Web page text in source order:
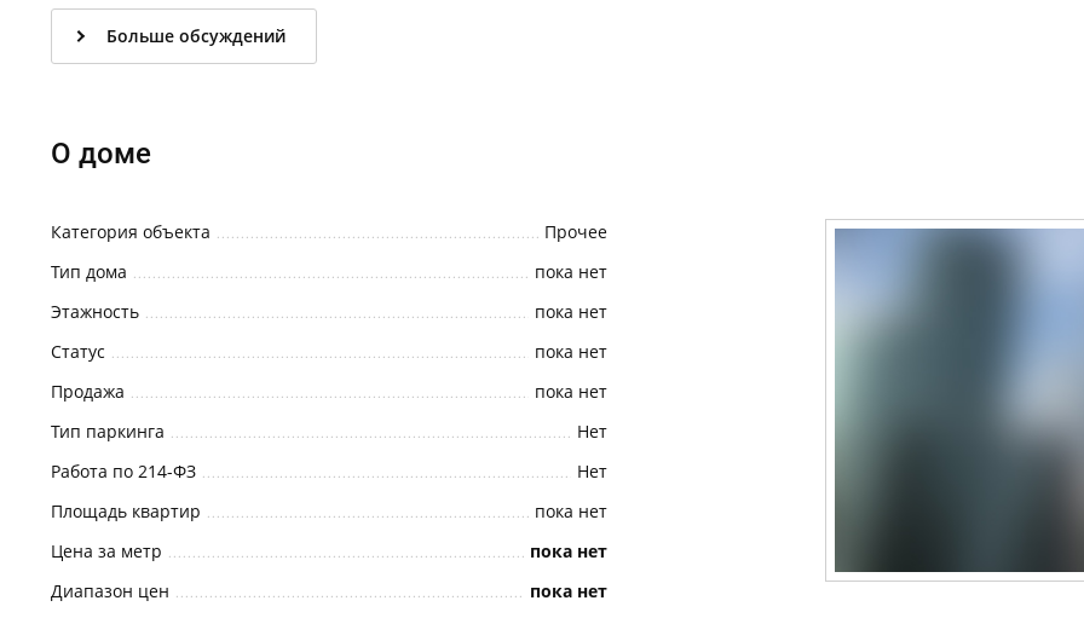
Больше обсуждений
О доме
Категория объекта
Прочее
Тип дома
пока нет
Этажность
пока нет
Статус
пока нет
Продажа
пока нет
Тип паркинга
Нет
Работа по 214-ФЗ
Нет
Площадь квартир
пока нет
Цена за метр
пока нет
Диапазон цен
пока нет